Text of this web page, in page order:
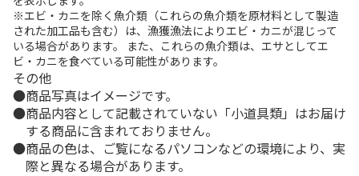
※エビ・カニを除く魚介類（これらの魚介類を原材料として製造
された加工品も含む）は、漁獲漁法によりエビ・カニが混じって
いる場合があります。 また、これらの魚介類は、エサとしてエ
ビ・カニを食べている可能性があります。
その他
商品写真はイメージです。
商品内容として記載されていない「小道具類」はお届け
する商品に含まれておりません。
商品の色は、ご覧になるパソコンなどの環境により、実
際と異なる場合があります。